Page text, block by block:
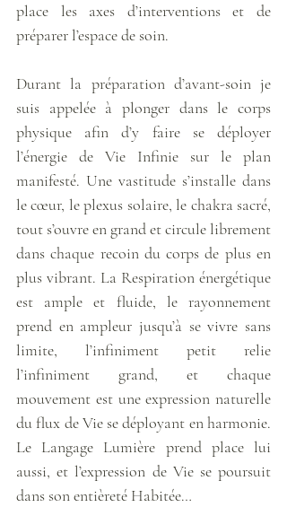
place les axes d’interventions et de
préparer l’espace de soin.
Durant la préparation d’avant-soin je
suis appelée à plonger dans le corps
physique afin d’y faire se déployer
l’énergie de Vie Infinie sur le plan
manifesté. Une vastitude s’installe dans
le cœur, le plexus solaire, le chakra sacré,
tout s’ouvre en grand et circule librement
dans chaque recoin du corps de plus en
plus vibrant. La Respiration énergétique
est ample et fluide, le rayonnement
prend en ampleur jusqu’à se vivre sans
limite, l’infiniment petit relie
l’infiniment grand, et chaque
mouvement est une expression naturelle
du flux de Vie se déployant en harmonie.
Le Langage Lumière prend place lui
aussi, et l’expression de Vie se poursuit
dans son entièreté Habitée…